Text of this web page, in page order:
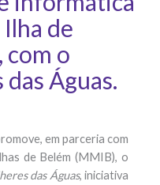
de
com o
Águas.
em parceria com
de Belém (MMIB), o
das Águas, iniciativa